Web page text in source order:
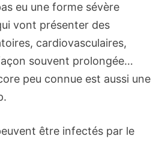
eu une forme sévère
vont présenter des
cardiovasculaires,
souvent prolongée…
peu connue est aussi une
être infectés par le